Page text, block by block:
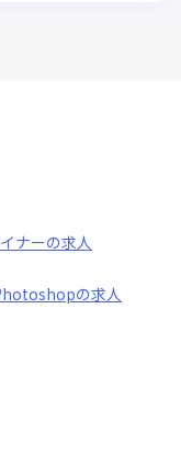
ナーの求人
の求人